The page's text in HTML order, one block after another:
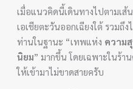
เมื่อแนวคิดนี้เดินทางไปตามเส้
เอเชียตะวันออกเฉียงใต้ รวมถึ
ท่านในฐานะ “เทพแห่ง ความ
นิยม” มากขึ้น โดยเฉพาะในร้า
ให้เข้ามาไม่ขาดสายครับ